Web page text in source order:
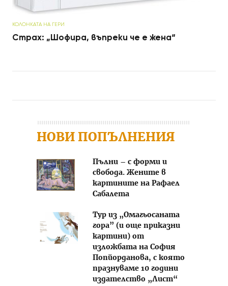
КОЛОНКАТА НА ГЕРИ
Страх: „Шофира, въпреки че е жена“
НОВИ ПОПЪЛНЕНИЯ
Пълни – с форми и
свобода. Жените в
картините на Рафаел
Сабалета
Тур из „Омагьосаната
гора” (и още приказни
картини) от
изложбата на София
Попйорданова, с която
празнуваме 10 години
издателство „Лист“